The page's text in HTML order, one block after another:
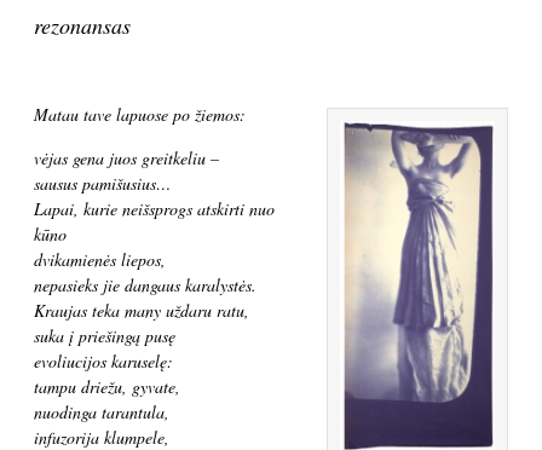
rezonansas
Matau tave lapuose po žiemos:
vėjas gena juos greitkeliu –
sausus pamišusius…
Lapai, kurie neišsprogs atskirti nuo
kūno
dvikamienės liepos,
nepasieks jie dangaus karalystės.
Kraujas teka many uždaru ratu,
suka į priešingą pusę
evoliucijos karuselę:
tampu driežu, gyvate,
nuodinga tarantula,
infuzorija klumpele,